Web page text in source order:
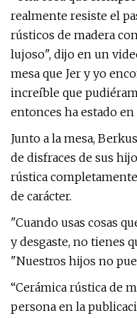
realmente resiste el
rústicos de madera
lujoso", dijo en un
mesa que Jer y yo
increíble que
entonces ha estado en
Junto a la mesa,
de disfraces de sus
rústica
de carácter.
"Cuando usas cosas
y desgaste, no tienes
"Nuestros hijos no
“Cerámica rústica de
persona en la